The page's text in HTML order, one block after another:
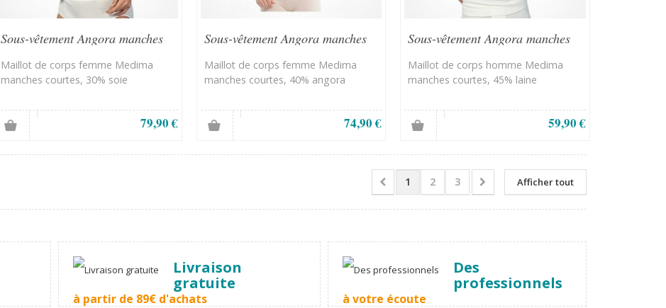
Sous-vêtement Angora manches
Maillot de corps femme Medima
manches courtes, 30% soie
79,90 €
Sous-vêtement Angora manches
Maillot de corps femme Medima
manches courtes, 40% angora
74,90 €
Sous-vêtement Angora manches
Maillot de corps homme Medima
manches courtes, 45% laine
59,90 €
Afficher tout
1 2 3
Livraison
gratuite
à partir de 89€ d'achats
Des
professionnels
à votre écoute